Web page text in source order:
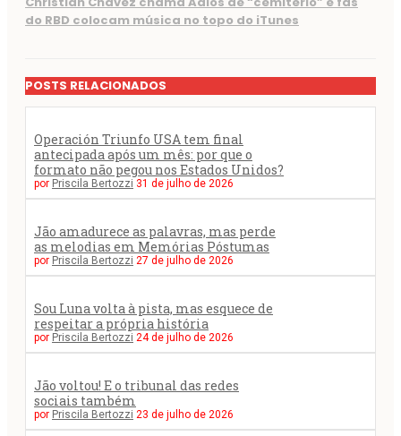
do RBD colocam música no topo do iTunes
POSTS RELACIONADOS
Operación Triunfo USA tem final
antecipada após um mês: por que o
formato não pegou nos Estados Unidos?
por Priscila Bertozzi 31 de julho de 2026
Jão amadurece as palavras, mas perde
as melodias em Memórias Póstumas
por Priscila Bertozzi 27 de julho de 2026
Sou Luna volta à pista, mas esquece de
respeitar a própria história
por Priscila Bertozzi 24 de julho de 2026
Jão voltou! E o tribunal das redes
sociais também
por Priscila Bertozzi 23 de julho de 2026